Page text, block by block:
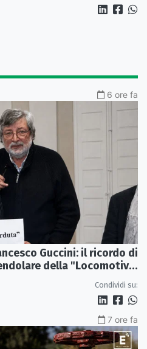
6 ore fa
Guccini: il ricordo di
della "Locomotiva
Condividi su:
7 ore fa